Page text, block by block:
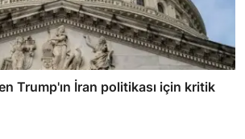
Trump'ın İran politikası için kritik